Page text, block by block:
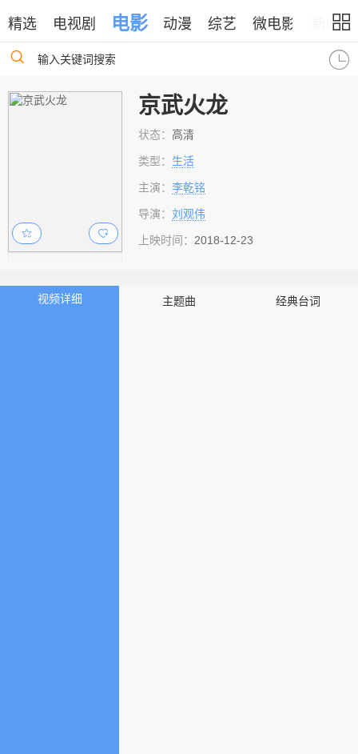
精选 电视剧 电影 动漫 综艺 微电影 新闻
输入关键词搜索
京武火龙
状态：高清
类型： 生活
主演：李乾铭
导演：刘观伟
上映时间： 2018-12-23
视频详细 主题曲 经典台词